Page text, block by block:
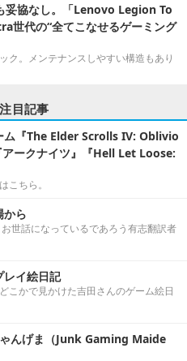
妥協なし。「Lenovo Legion To
世代の“全てこなせるゲーミング
ク。メンテナンスしやすい構造もあり
目記事
ム『The Elder Scrolls IV: Oblivio
ークナイツ』『Hell Let Loose:
こちら。
から
世話になっているであろう有志翻訳者
レイ絵日記
こかで見かけた吉田さんのゲーム絵日
ゃんげま（Junk Gaming Maide